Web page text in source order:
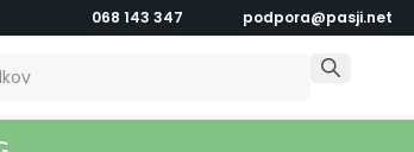
068 143 347 podpora@pasji.net